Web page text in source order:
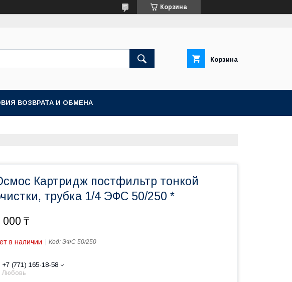
Корзина
Корзина
ВОЗВРАТА И ОБМЕНА
Картридж постфильтр тонкой
трубка 1/4 ЭФС 50/250 *
000 ₸
в наличии Код: ЭФС 50/250
+7 (771) 165-18-58
Любовь